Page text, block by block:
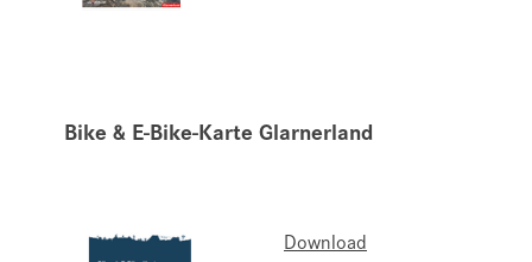
Bike & E-Bike-Karte Glarnerland
Download